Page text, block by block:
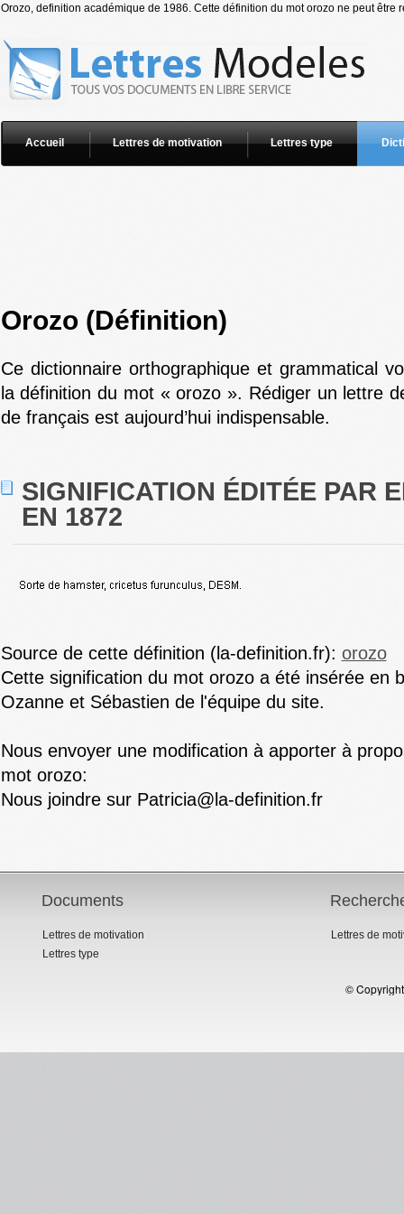
Orozo, definition académique de 1986. Cette définition du mot orozo ne peut être
Accueil Lettres de motivation Lettres type
Orozo (Définition)
Ce dictionnaire orthographique et grammatical
la définition du mot « orozo ». Rédiger un lettre
de français est aujourd’hui indispensable.
SIGNIFICATION ÉDITÉE PAR
EN 1872
Source de cette définition (la-definition.fr): orozo
Cette signification du mot orozo a été insérée en
Ozanne et Sébastien de l'équipe du site.
Nous envoyer une modification à apporter à
mot orozo:
Nous joindre sur Patricia@la-definition.fr
Documents
Lettres de motivation
Lettres type
Lettres de
©